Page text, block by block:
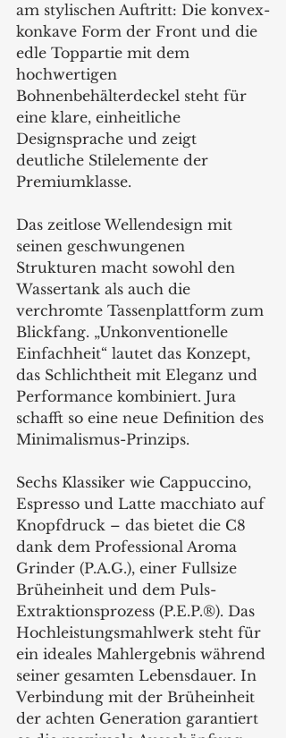
am stylischen Auftritt: Die konvex-
konkave Form der Front und die
edle Toppartie mit dem
hochwertigen
Bohnenbehälterdeckel steht für
eine klare, einheitliche
Designsprache und zeigt
deutliche Stilelemente der
Premiumklasse.
Das zeitlose Wellendesign mit
seinen geschwungenen
Strukturen macht sowohl den
Wassertank als auch die
verchromte Tassenplattform zum
Blickfang. „Unkonventionelle
Einfachheit“ lautet das Konzept,
das Schlichtheit mit Eleganz und
Performance kombiniert. Jura
schafft so eine neue Definition des
Minimalismus-Prinzips.
Sechs Klassiker wie Cappuccino,
Espresso und Latte macchiato auf
Knopfdruck – das bietet die C8
dank dem Professional Aroma
Grinder (P.A.G.), einer Fullsize
Brüheinheit und dem Puls-
Extraktionsprozess (P.E.P.®). Das
Hochleistungsmahlwerk steht für
ein ideales Mahlergebnis während
seiner gesamten Lebensdauer. In
Verbindung mit der Brüheinheit
der achten Generation garantiert